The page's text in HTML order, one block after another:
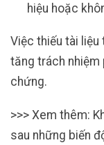
hiệu hoặc
Việc thiếu tài liệu
tăng trách nhiệm
chứng.
>>> Xem thêm:
sau những biến